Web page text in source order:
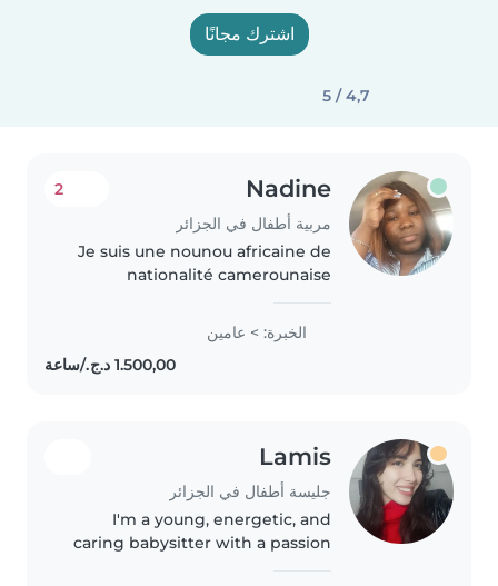
اشترك مجانًا
4,7 / 5
Nadine
مربية أطفال في الجزائر
2
Je suis une nounou africaine de
nationalité camerounaise
d'expérience en garde d'enfants,
principalement avec les enfants
d'âge scolaire. En tant que
الخبرة: > عامين
Lamis
جليسة أطفال في الجزائر
I'm a young, energetic, and
caring babysitter with a passion